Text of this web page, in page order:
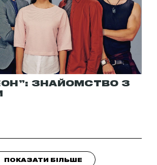
ЗНАЙОМСТВО З
ПОКАЗАТИ БІЛЬШЕ